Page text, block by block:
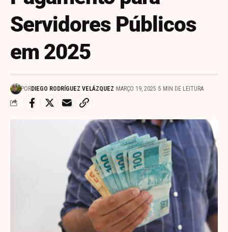
Servidores Públicos
em 2025
PORDIEGO RODRÍGUEZ VELÁZQUEZ MARÇO 19, 2025 5 MIN DE LEITURA